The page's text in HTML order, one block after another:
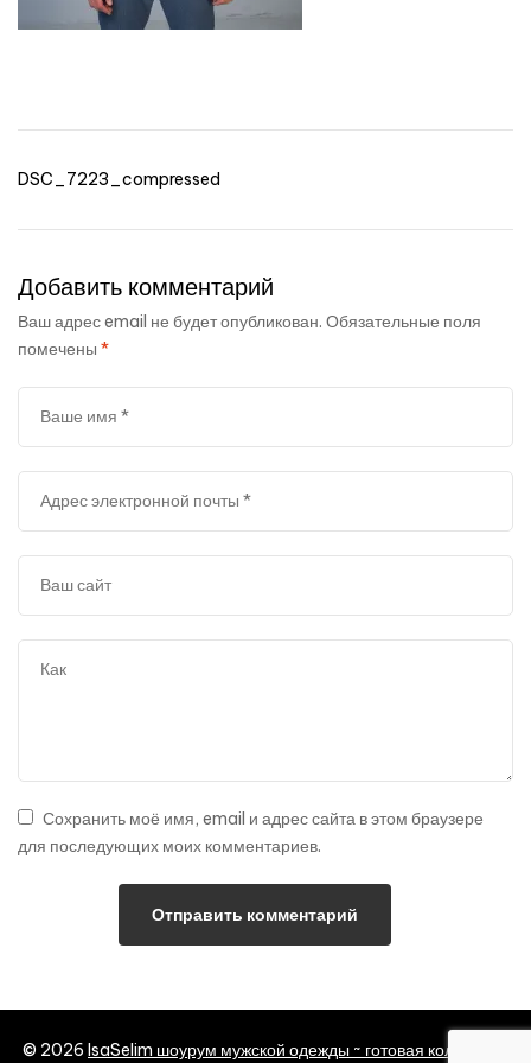
пошив
Навигация
по
записям
DSC_7223_compressed
Добавить комментарий
Ваш адрес email не будет опубликован. Обязательные поля
помечены *
Сохранить моё имя, email и адрес сайта в этом браузере
для последующих моих комментариев.
© 2026 IsaSelim шоурум мужской одежды ~ готовая коллекция